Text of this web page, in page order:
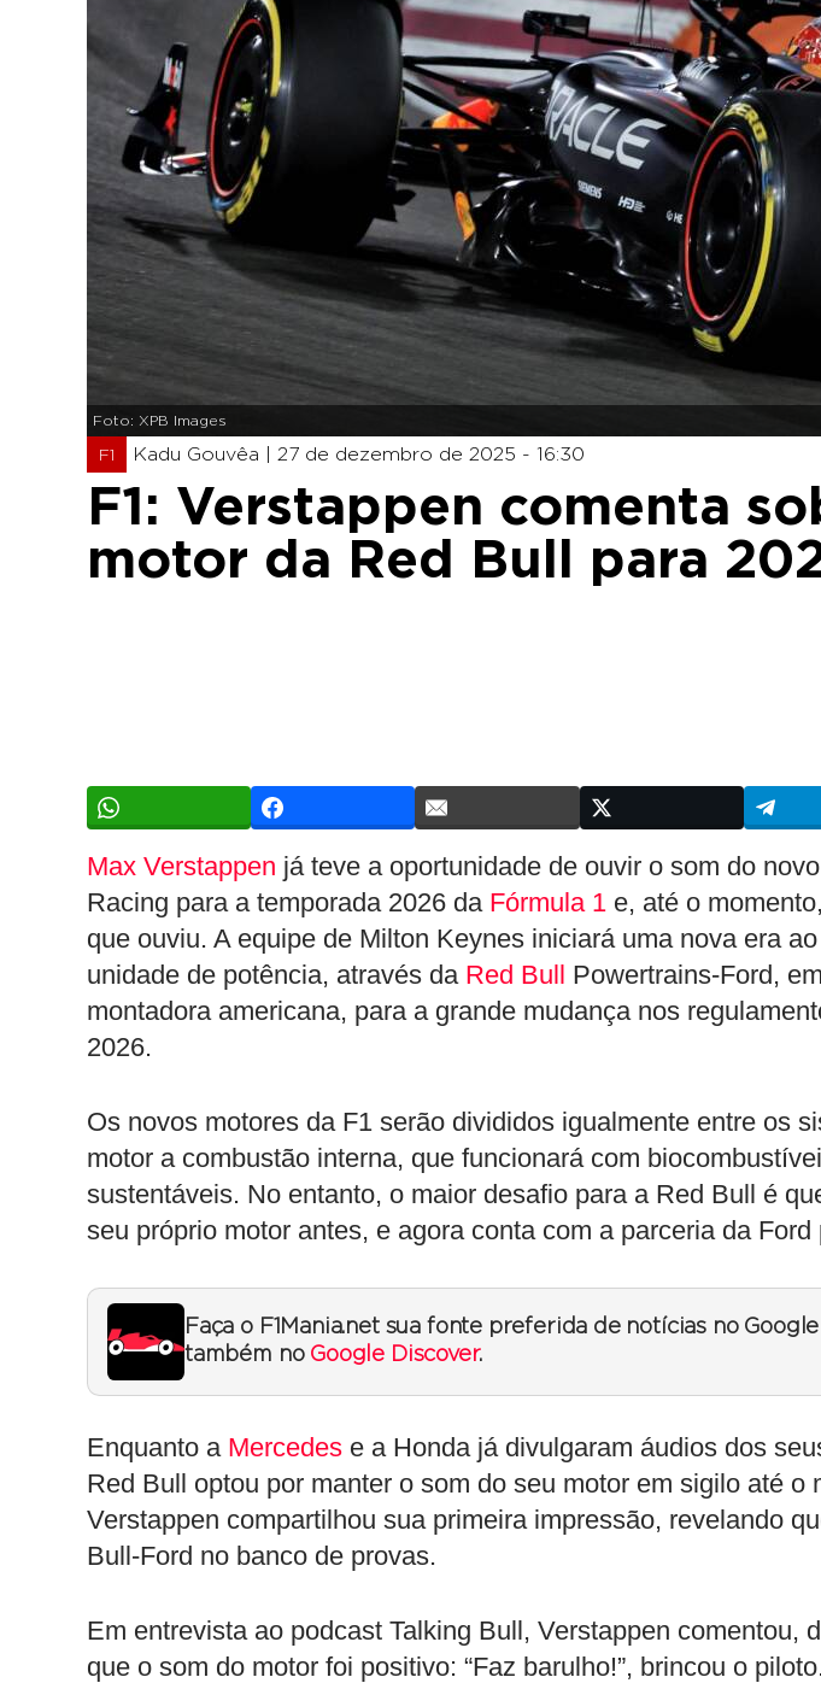
Foto: XPB Images
F1 Kadu Gouvêa | 27 de dezembro de 2025 - 16:30
F1: Verstappen comenta
motor da Red Bull para
Max Verstappen já teve a oportunidade de ouvir o som do
Racing para a temporada 2026 da Fórmula 1 e, até o
que ouviu. A equipe de Milton Keynes iniciará uma nova era
unidade de potência, através da Red Bull Powertrains-Ford,
montadora americana, para a grande mudança nos
2026.
Os novos motores da F1 serão divididos igualmente entre os
motor a combustão interna, que funcionará com
sustentáveis. No entanto, o maior desafio para a Red Bull é
seu próprio motor antes, e agora conta com a parceria da
Faça o F1Mania.net sua fonte preferida de notícias no
também no Google Discover.
Enquanto a Mercedes e a Honda já divulgaram áudios dos
Red Bull optou por manter o som do seu motor em sigilo até o
Verstappen compartilhou sua primeira impressão, revelando
Bull-Ford no banco de provas.
Em entrevista ao podcast Talking Bull, Verstappen comentou,
que o som do motor foi positivo: “Faz barulho!”, brincou o